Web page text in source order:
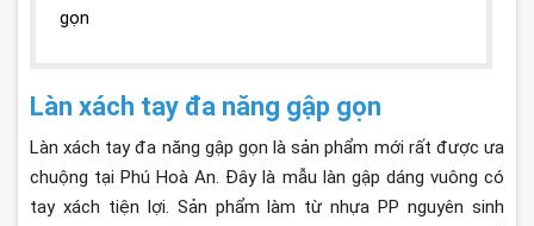
gọn
Làn xách tay đa năng gập gọn
Làn xách tay đa năng gập gọn là sản phẩm mới rất được ưa
chuộng tại Phú Hoà An. Đây là mẫu làn gập dáng vuông có
tay xách tiện lợi. Sản phẩm làm từ nhựa PP nguyên sinh